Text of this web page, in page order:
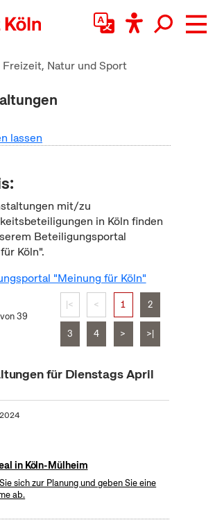
Freizeit, Natur und Sport
lassen
mit/zu
in Köln finden
Beteiligungsportal
Köln".
"Meinung für Köln"
39
|< < 1 2
3 4 > >|
für Dienstags April
in Köln-Mülheim
sich zur Planung und geben Sie eine
ab.